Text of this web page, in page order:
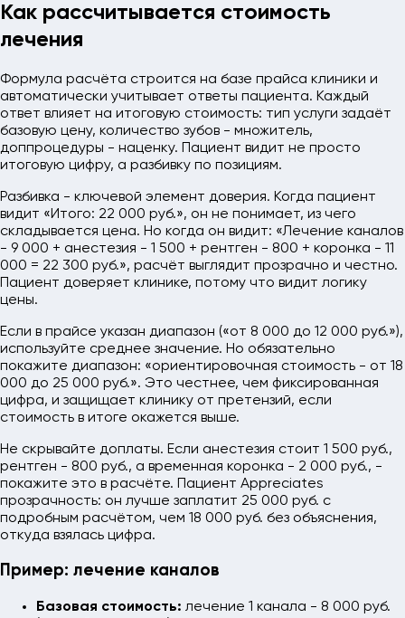
Как рассчитывается стоимость
лечения
Формула расчёта строится на базе прайса клиники и
автоматически учитывает ответы пациента. Каждый
ответ влияет на итоговую стоимость: тип услуги задаёт
базовую цену, количество зубов - множитель,
доппроцедуры - наценку. Пациент видит не просто
итоговую цифру, а разбивку по позициям.
Разбивка - ключевой элемент доверия. Когда пациент
видит «Итого: 22 000 руб.», он не понимает, из чего
складывается цена. Но когда он видит: «Лечение каналов
- 9 000 + анестезия - 1 500 + рентген - 800 + коронка - 11
000 = 22 300 руб.», расчёт выглядит прозрачно и честно.
Пациент доверяет клинике, потому что видит логику
цены.
Если в прайсе указан диапазон («от 8 000 до 12 000 руб.»),
используйте среднее значение. Но обязательно
покажите диапазон: «ориентировочная стоимость - от 18
000 до 25 000 руб.». Это честнее, чем фиксированная
цифра, и защищает клинику от претензий, если
стоимость в итоге окажется выше.
Не скрывайте доплаты. Если анестезия стоит 1 500 руб.,
рентген - 800 руб., а временная коронка - 2 000 руб., -
покажите это в расчёте. Пациент Appreciates
прозрачность: он лучше заплатит 25 000 руб. с
подробным расчётом, чем 18 000 руб. без объяснения,
откуда взялась цифра.
Пример: лечение каналов
Базовая стоимость: лечение 1 канала - 8 000 руб.